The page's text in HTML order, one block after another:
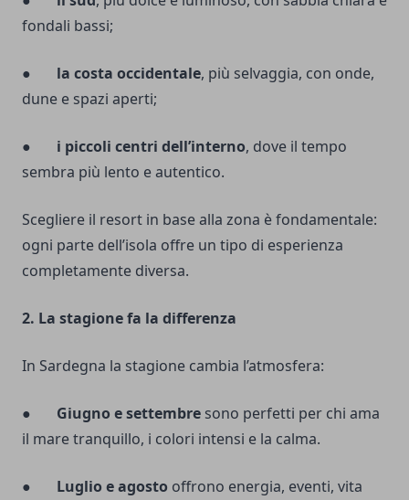
fondali bassi;
● la costa occidentale, più selvaggia, con onde,
dune e spazi aperti;
● i piccoli centri dell’interno, dove il tempo
sembra più lento e autentico.
Scegliere il resort in base alla zona è fondamentale:
ogni parte dell’isola offre un tipo di esperienza
completamente diversa.
2. La stagione fa la differenza
In Sardegna la stagione cambia l’atmosfera:
● Giugno e settembre sono perfetti per chi ama
il mare tranquillo, i colori intensi e la calma.
● Luglio e agosto offrono energia, eventi, vita